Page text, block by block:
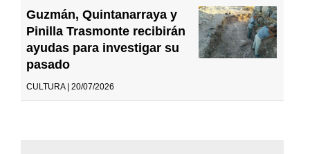
Guzmán, Quintanarraya y
Pinilla Trasmonte recibirán
ayudas para investigar su
pasado
CULTURA | 20/07/2026